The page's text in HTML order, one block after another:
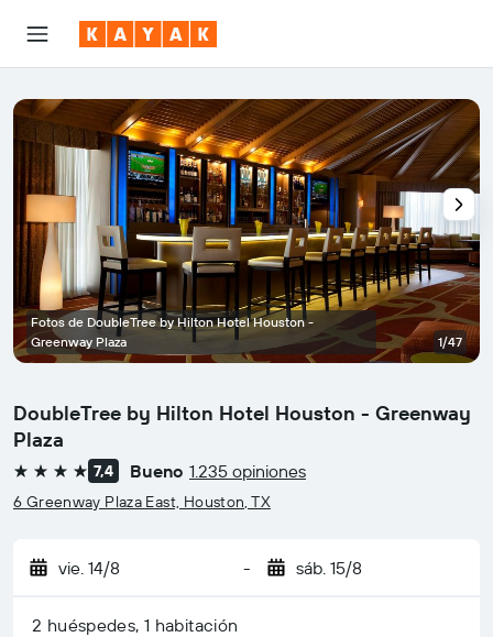
DoubleTree by Hilton Hotel Houston - Greenway
Plaza
4 estrellas7,4 Bueno 1.235 opiniones
6 Greenway Plaza East, Houston, TX
vie. 14/8 - sáb. 15/8
2 huéspedes, 1 habitación
Fotos de DoubleTree by Hilton Hotel Houston -
Greenway Plaza
1/47